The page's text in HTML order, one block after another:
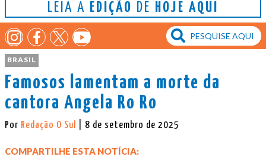
LEIA A EDIÇÃO DE HOJE AQUI
BRASIL
Famosos lamentam a morte da
cantora Angela Ro Ro
Por Redação O Sul | 8 de setembro de 2025
COMPARTILHE ESTA NOTÍCIA: